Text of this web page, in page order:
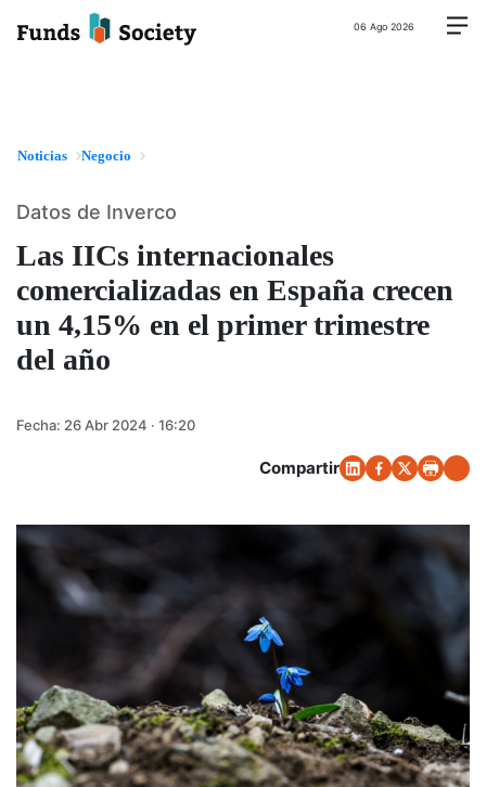
06 Ago 2026
Noticias Negocio
Las IICs internacionales
comercializadas en España crecen
un 4,15% en el primer trimestre
del año
Datos de Inverco
Fecha: 26 Abr 2024 · 16:20
Compartir